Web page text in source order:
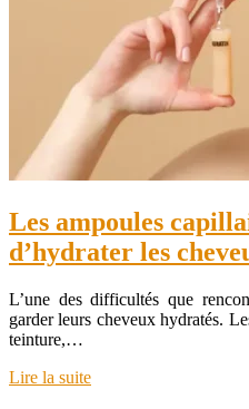
Les ampoules
d’hydrater les
L’une des difficultés que
garder leurs cheveux hydratés.
teinture,…
Lire la suite